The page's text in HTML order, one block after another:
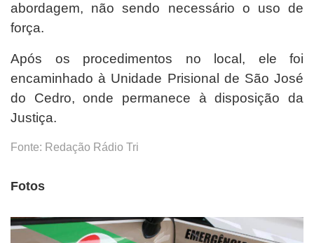
abordagem, não sendo necessário o uso de
força.
Após os procedimentos no local, ele foi
encaminhado à Unidade Prisional de São José
do Cedro, onde permanece à disposição da
Justiça.
Fonte: Redação Rádio Tri
Fotos